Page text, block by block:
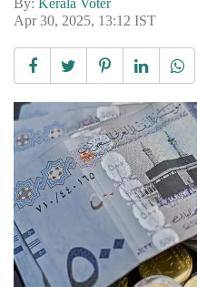
Apr 30, 2025, 13:12 IST